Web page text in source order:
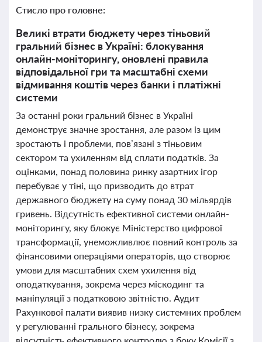
Стисло про головне:
Великі втрати бюджету через тіньовий
гральний бізнес в Україні: блокування
онлайн-моніторингу, оновлені правила
відповідальної гри та масштабні схеми
відмивання коштів через банки і платіжні
системи
За останні роки гральний бізнес в Україні
демонструє значне зростання, але разом із цим
зростають і проблеми, пов’язані з тіньовим
сектором та ухиленням від сплати податків. За
оцінками, понад половина ринку азартних ігор
перебуває у тіні, що призводить до втрат
державного бюджету на суму понад 30 мільярдів
гривень. Відсутність ефективної системи онлайн-
моніторингу, яку блокує Міністерство цифрової
трансформації, унеможливлює повний контроль за
фінансовими операціями операторів, що створює
умови для масштабних схем ухилення від
оподаткування, зокрема через міскодинг та
маніпуляції з податковою звітністю. Аудит
Рахункової палати виявив низку системних проблем
у регулюванні грального бізнесу, зокрема